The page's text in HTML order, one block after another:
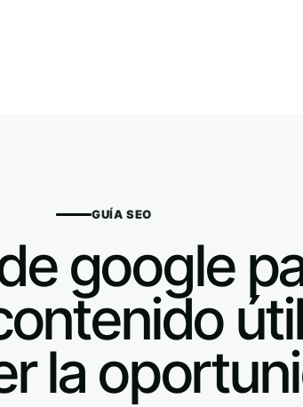
GUÍA SEO
google
la